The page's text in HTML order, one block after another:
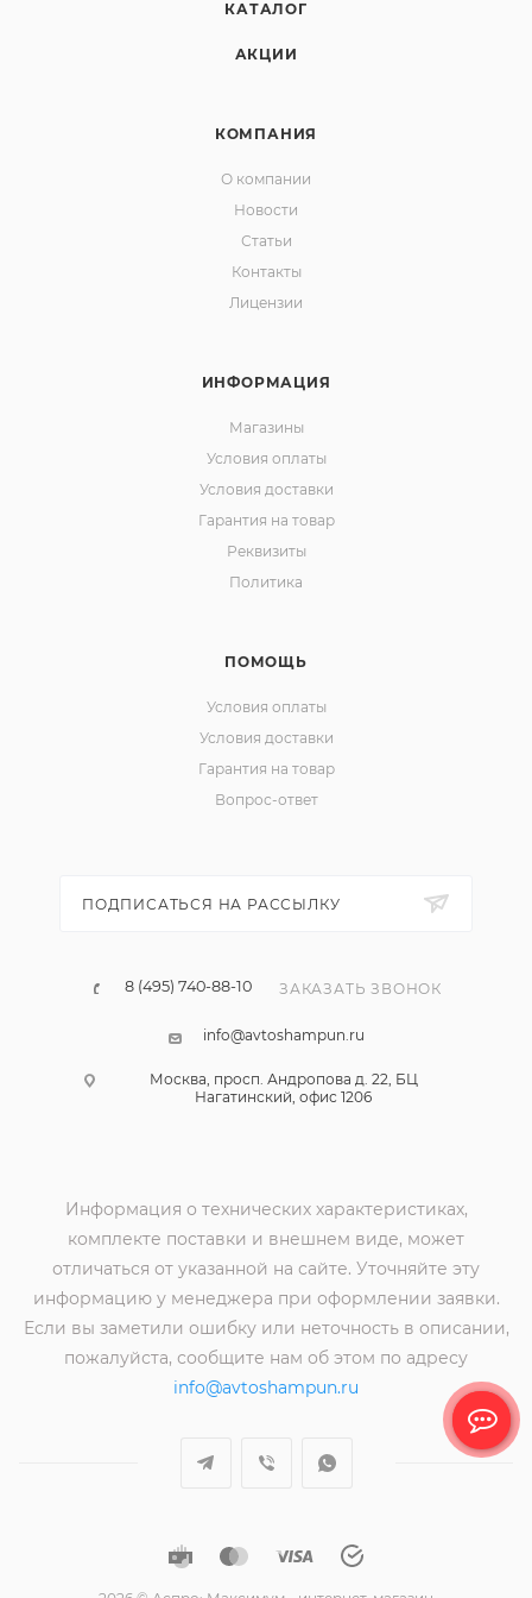
КАТАЛОГ
АКЦИИ
КОМПАНИЯ
О компании
Новости
Статьи
Контакты
Лицензии
ИНФОРМАЦИЯ
Магазины
Условия оплаты
Условия доставки
Гарантия на товар
Реквизиты
Политика
ПОМОЩЬ
Условия оплаты
Условия доставки
Гарантия на товар
Вопрос-ответ
ПОДПИСАТЬСЯ НА РАССЫЛКУ
8 (495) 740-88-10 ЗАКАЗАТЬ ЗВОНОК
info@avtoshampun.ru
Москва, просп. Андропова д. 22, БЦ
Нагатинский, офис 1206
Информация о технических характеристиках,
комплекте поставки и внешнем виде, может
отличаться от указанной на сайте. Уточняйте эту
информацию у менеджера при оформлении заявки.
Если вы заметили ошибку или неточность в описании,
пожалуйста, сообщите нам об этом по адресу
info@avtoshampun.ru